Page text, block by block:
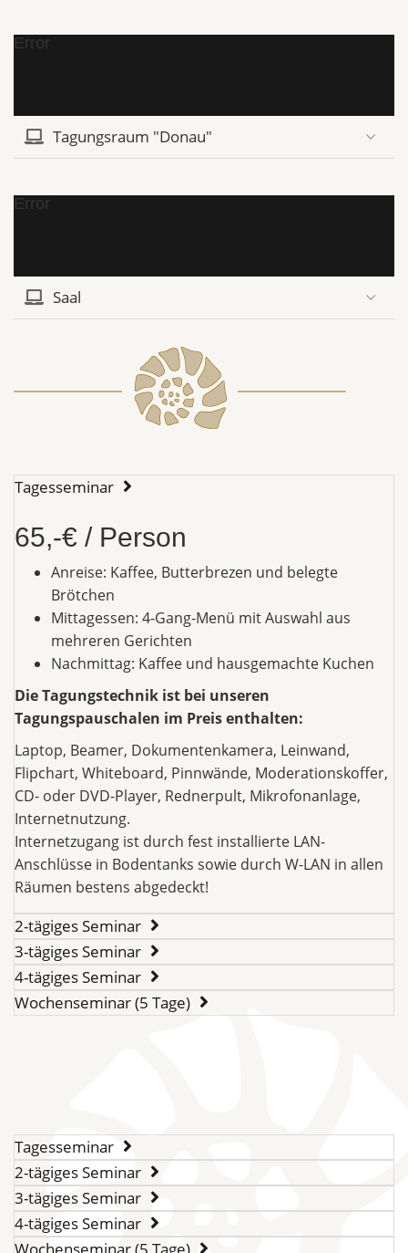
Error
Tagungsraum "Donau"
Error
Saal
Tagesseminar
65,-€ / Person
Anreise: Kaffee, Butterbrezen und belegte
Brötchen
Mittagessen: 4-Gang-Menü mit Auswahl aus
mehreren Gerichten
Nachmittag: Kaffee und hausgemachte Kuchen
Die Tagungstechnik ist bei unseren
Tagungspauschalen im Preis enthalten:
Laptop, Beamer, Dokumentenkamera, Leinwand,
Flipchart, Whiteboard, Pinnwände, Moderationskoffer,
CD- oder DVD-Player, Rednerpult, Mikrofonanlage,
Internetnutzung.
Internetzugang ist durch fest installierte LAN-
Anschlüsse in Bodentanks sowie durch W-LAN in allen
Räumen bestens abgedeckt!
2-tägiges Seminar
3-tägiges Seminar
4-tägiges Seminar
Wochenseminar (5 Tage)
Tagesseminar
2-tägiges Seminar
3-tägiges Seminar
4-tägiges Seminar